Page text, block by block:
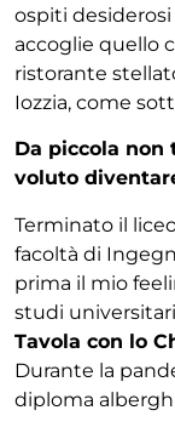
ospiti
accoglie quello
ristorante
Iozzia, come
Da piccola non
voluto
Terminato il
facoltà di
prima il mio
studi
Tavola con lo
Durante la pan
diploma